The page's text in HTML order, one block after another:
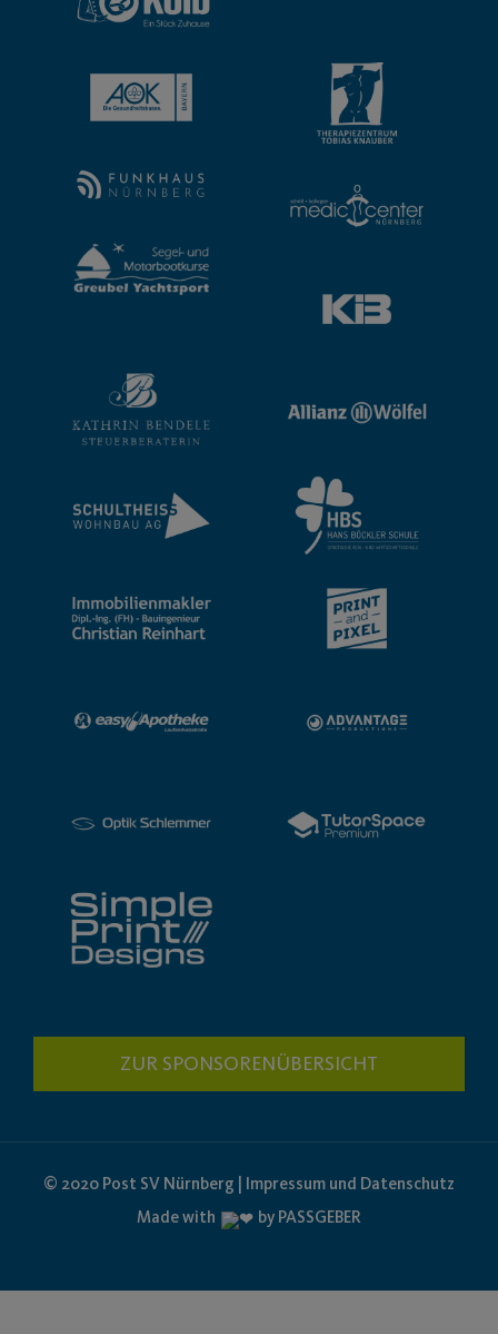
ZUR SPONSORENÜBERSICHT
© 2020 Post SV Nürnberg | Impressum und Datenschutz
Made with
by PASSGEBER